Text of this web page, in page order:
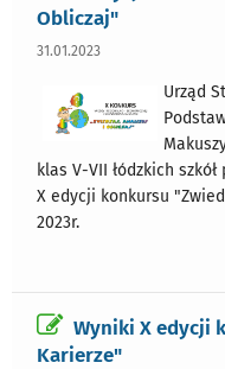
Obliczaj"
31.01.2023
Urząd
klas V-VII łódzkich
X edycji konkursu
2023r.
Wyniki X edycji
Karierze"